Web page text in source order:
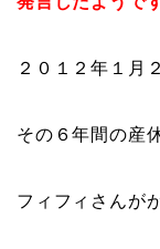
２０１２年１月
その６年間の産
フィフィさんが